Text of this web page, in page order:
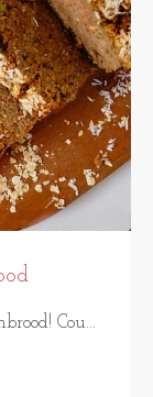
Cou...